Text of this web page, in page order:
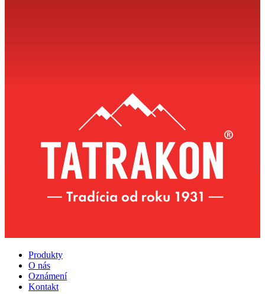
Produkty
O nás
Oznámení
Kontakt